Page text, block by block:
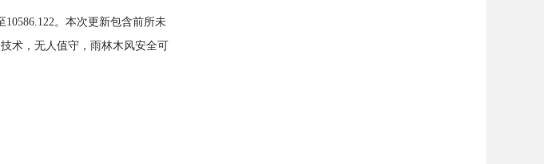
。本次更新包含前所未
术，无人值守，雨林木风安全可